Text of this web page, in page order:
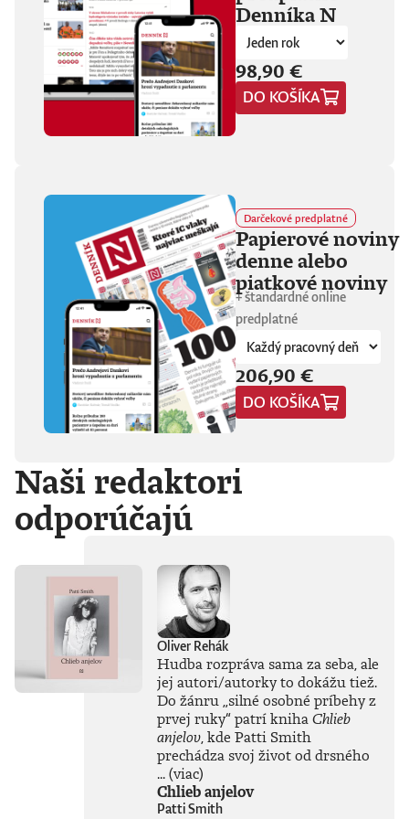
fanúšikovia aj
kritika dávajú palec
hore. Hrá pred
tisíckami ľudí na
festivaloch, vo
vypredaných sálach
aj v malých
punkových
ľudia, ktorí sa
predtým nepoznali,
vedú intenzívny
dialóg o hudbe a
stave sveta. V
štrnástich
tematicky
zameraných
kapitolách príde
okrem iného reč na
punk, trap,
rock’n’roll, Beatles,
Sex Pistols,
Dostojevského,
Hegela, Boha, GG
psychické diagnózy,
lásku, násilie,
rómstvo, working
class, anarchizmus,
okultizmus,
fašizmus, revolúciu,
imagináciu, Garáže,
gitaru, klavír,
mamu, otca aj
brata.Štyri
medzihry vo forme
posluchových
jukeboxov testujú
Denisov hudobný
rozhľad. Body
pozbiera takmer za
všetko.Za rozhovor
s Denisom Bangom
o Beatles, ktorý je
Denníka N
98,90 €
DO KOŠÍKA
Darčekové predplatné
Papierové noviny
denne alebo
piatkové noviny
+ štandardné online
predplatné
206,90 €
DO KOŠÍKA
Naši redaktori
odporúčajú
Oliver Rehák
Hudba rozpráva sama za seba, ale
jej autori/autorky to dokážu tiež.
Do žánru „silné osobné príbehy z
prvej ruky“patrí knihaChlieb
anjelov, kde Patti Smith
prechádza svoj život od drsného
...(viac)
Chlieb anjelov
Patti Smith